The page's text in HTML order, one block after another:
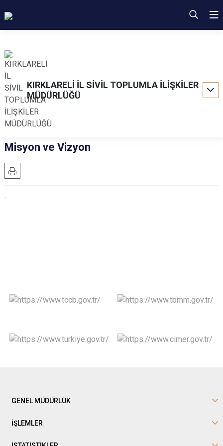
KIRKLARELİ İL SİVİL TOPLUMLA İLİŞKİLER
MÜDÜRLÜĞÜ
Misyon ve Vizyon
.
GENEL MÜDÜRLÜK
İŞLEMLER